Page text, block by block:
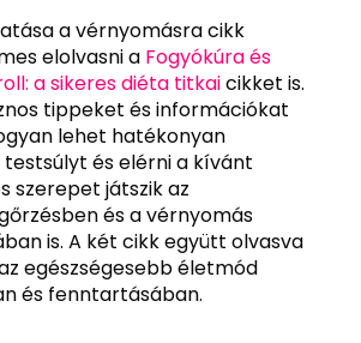
a vérnyomásra cikk
elolvasni a Fogyókúra és
a sikeres diéta titkaicikket is.
tippeket és információkat
lehet hatékonyan
és elérni a kívánt
szerepet játszik az
és a vérnyomás
is. A két cikk együtt olvasva
egészségesebb életmód
és fenntartásában.